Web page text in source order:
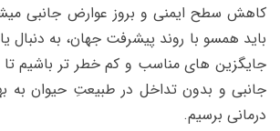
کاهش سطح ایمنی و بروز عوارض جانبی
باید همسو با روند پیشرفت جهان، به دنبال
جایگزین های مناسب و کم خطر تر باشیم تا
جانبی و بدون تداخل در طبیعتِ حیوان به
درمانی برسیم.